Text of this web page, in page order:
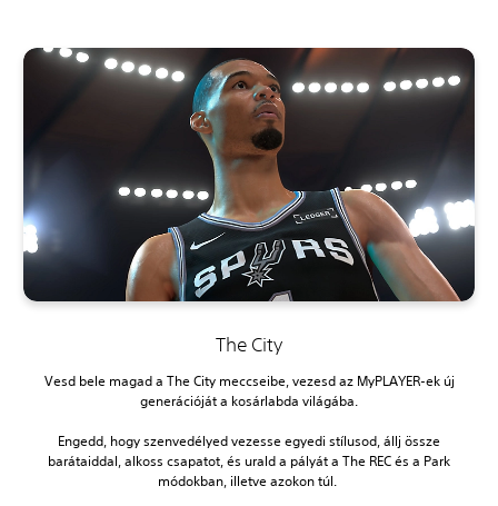
The City
Vesd bele magad a The City meccseibe, vezesd az MyPLAYER-ek új
generációját a kosárlabda világába.
Engedd, hogy szenvedélyed vezesse egyedi stílusod, állj össze
barátaiddal, alkoss csapatot, és urald a pályát a The REC és a Park
módokban, illetve azokon túl.